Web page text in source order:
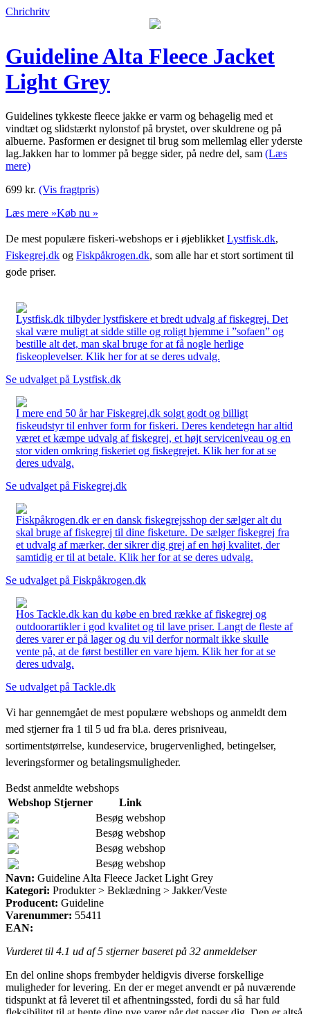
Chrichritv
Guideline Alta Fleece Jacket
Light Grey
Guidelines tykkeste fleece jakke er varm og behagelig med et
vindtæt og slidstærkt nylonstof på brystet, over skuldrene og på
albuerne. Pasformen er designet til brug som mellemlag eller yderste
lag.Jakken har to lommer på begge sider, på nedre del, sam (Læs
mere)
699 kr. (Vis fragtpris)
Læs mere »Køb nu »
De mest populære fiskeri-webshops er i øjeblikket Lystfisk.dk,
Fiskegrej.dk og Fiskpåkrogen.dk, som alle har et stort sortiment til
gode priser.
Lystfisk.dk tilbyder lystfiskere et bredt udvalg af fiskegrej. Det
skal være muligt at sidde stille og roligt hjemme i ”sofaen” og
bestille alt det, man skal bruge for at få nogle herlige
fiskeoplevelser. Klik her for at se deres udvalg.
Se udvalget på Lystfisk.dk
I mere end 50 år har Fiskegrej.dk solgt godt og billigt
fiskeudstyr til enhver form for fiskeri. Deres kendetegn har altid
været et kæmpe udvalg af fiskegrej, et højt serviceniveau og en
stor viden omkring fiskeriet og fiskegrejet. Klik her for at se
deres udvalg.
Se udvalget på Fiskegrej.dk
Fiskpåkrogen.dk er en dansk fiskegrejsshop der sælger alt du
skal bruge af fiskegrej til dine fisketure. De sælger fiskegrej fra
et udvalg af mærker, der sikrer dig grej af en høj kvalitet, der
samtidig er til at betale. Klik her for at se deres udvalg.
Se udvalget på Fiskpåkrogen.dk
Hos Tackle.dk kan du købe en bred række af fiskegrej og
outdoorartikler i god kvalitet og til lave priser. Langt de fleste af
deres varer er på lager og du vil derfor normalt ikke skulle
vente på, at de først bestiller en vare hjem. Klik her for at se
deres udvalg.
Se udvalget på Tackle.dk
Vi har gennemgået de mest populære webshops og anmeldt dem
med stjerner fra 1 til 5 ud fra bl.a. deres prisniveau,
sortimentstørrelse, kundeservice, brugervenlighed, betingelser,
leveringsformer og betalingsmuligheder.
Bedst anmeldte webshops
Webshop Stjerner
Link
Besøg webshop
Besøg webshop
Besøg webshop
Besøg webshop
Navn: Guideline Alta Fleece Jacket Light Grey
Kategori: Produkter > Beklædning > Jakker/Veste
Producent: Guideline
Varenummer: 55411
EAN:
Vurderet til 4.1 ud af 5 stjerner baseret på 32 anmeldelser
En del online shops frembyder heldigvis diverse forskellige
muligheder for levering. En der er meget anvendt er på nuværende
tidspunkt at få leveret til et afhentningssted, fordi du så har fuld